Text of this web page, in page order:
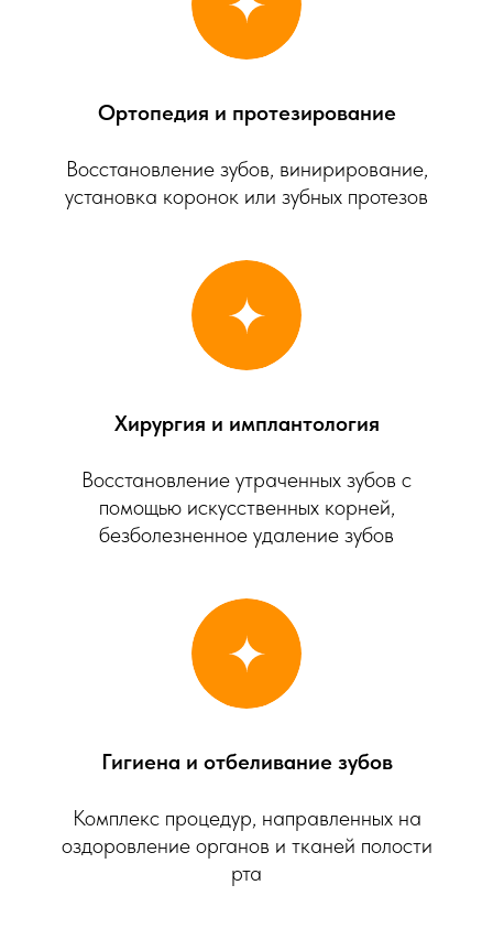
Ортопедия и протезирование
Восстановление зубов, винирирование,
установка коронок или зубных протезов
Хирургия и имплантология
Восстановление утраченных зубов с
помощью искусственных корней,
безболезненное удаление зубов
Гигиена и отбеливание зубов
Комплекс процедур, направленных на
оздоровление органов и тканей полости
рта